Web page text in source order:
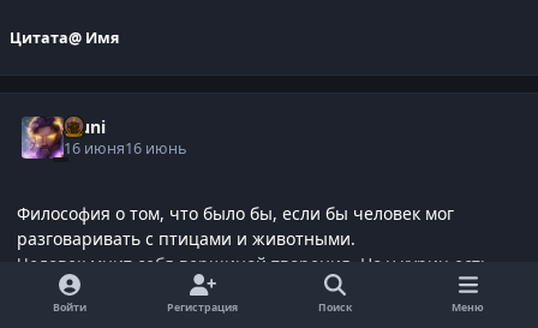
Цитата@ Имя
Muni
16 июня16 июнь
Философия о том, что было бы, если бы человек мог
разговаривать с птицами и животными.
Человек мнит себя вершиной творения. Но у куриц есть
своя скрытая философия и навыки, хоть и ума такого как у
человека нет. И человеку в некоторых аспектах далеко до
Войти Регистрация Поиск Меню